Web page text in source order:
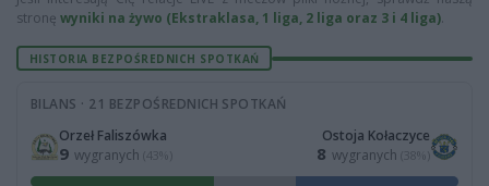
stronę wyniki na żywo (Ekstraklasa, 1 liga, 2 liga oraz 3 i 4 liga).
HISTORIA BEZPOŚREDNICH SPOTKAŃ
BILANS · 21 BEZPOŚREDNICH SPOTKAŃ
Orzeł Faliszówka
9 wygranych (43%)
Ostoja Kołaczyce
8 wygranych (38%)